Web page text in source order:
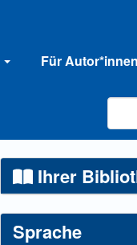
Für Autor*innen
Ihrer
Sprache